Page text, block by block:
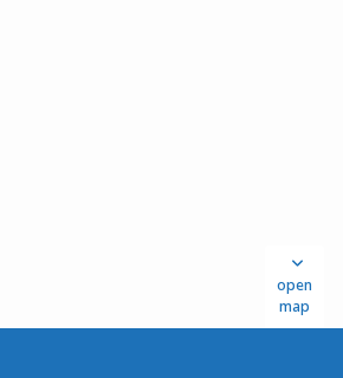
open
map